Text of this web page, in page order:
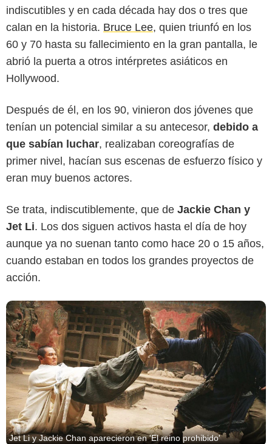
indiscutibles y en cada década hay dos o tres que
calan en la historia. Bruce Lee, quien triunfó en los
60 y 70 hasta su fallecimiento en la gran pantalla, le
abrió la puerta a otros intérpretes asiáticos en
Hollywood.
Después de él, en los 90, vinieron dos jóvenes que
tenían un potencial similar a su antecesor, debido a
que sabían luchar, realizaban coreografías de
primer nivel, hacían sus escenas de esfuerzo físico y
eran muy buenos actores.
Se trata, indiscutiblemente, que de Jackie Chan y
Jet Li. Los dos siguen activos hasta el día de hoy
aunque ya no suenan tanto como hace 20 o 15 años,
cuando estaban en todos los grandes proyectos de
acción.
Starz Entertainment
Jet Li y Jackie Chan aparecieron en 'El reino prohibido'